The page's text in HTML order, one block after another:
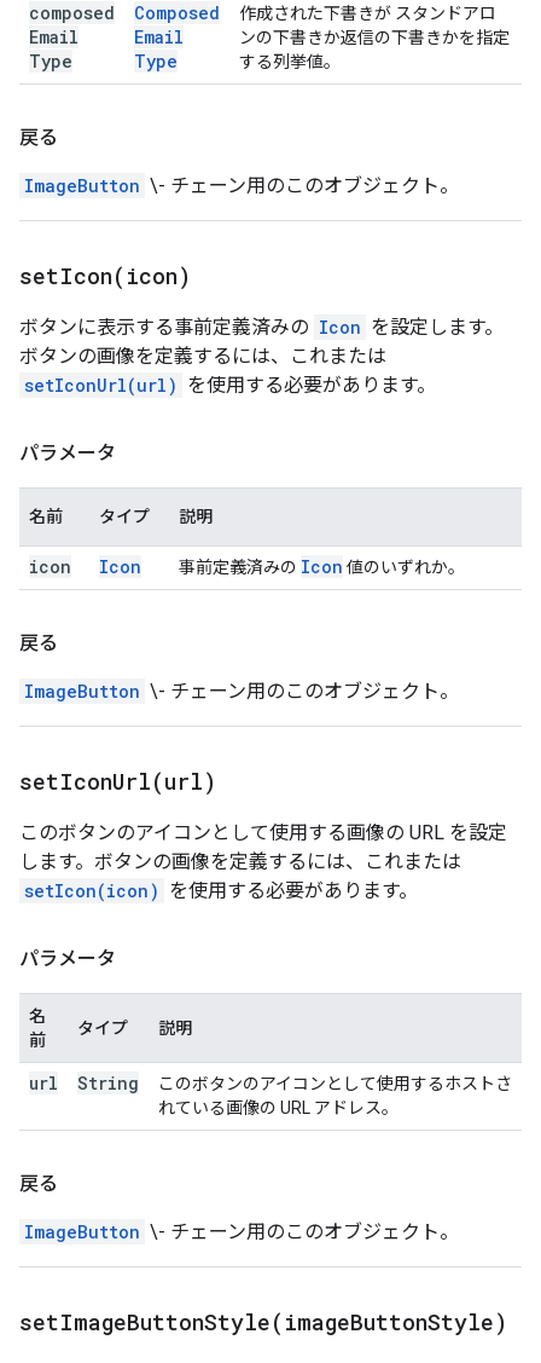
composed
Email
Type
Composed
Email
Type
作成された下書きが スタンドアロ
ンの下書きか返信の下書きかを指定
する列挙値。
戻る
ImageButton \- チェーン用のこのオブジェクト。
setIcon( icon)
ボタンに表示する事前定義済みの Icon を設定します。
ボタンの画像を定義するには、これまたは
setIconUrl(url) を使用する必要があります。
パラメータ
名前 タイプ 説明
icon Icon 事前定義済みの Icon 値のいずれか。
戻る
ImageButton \- チェーン用のこのオブジェクト。
setIconUrl(url)
このボタンのアイコンとして使用する画像の URL を設定
します。ボタンの画像を定義するには、これまたは
setIcon(icon) を使用する必要があります。
パラメータ
名
前
タイプ 説明
url String
このボタンのアイコンとして使用するホストさ
れている画像の URL アドレス。
戻る
ImageButton \- チェーン用のこのオブジェクト。
setImageButtonStyle( imageButtonStyle)